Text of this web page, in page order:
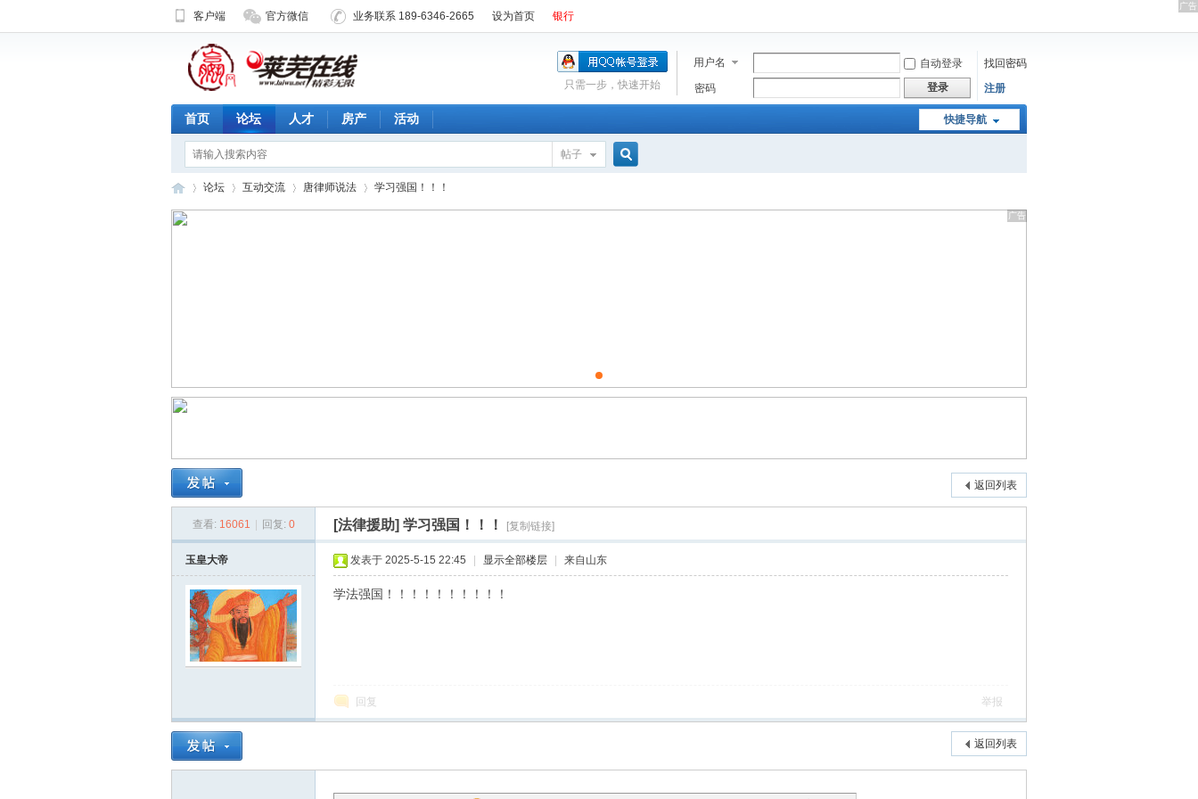
客户端 官方微信 业务联系 189-6346-2665 设为首页 银行
用户名 自动登录
找回密码
密码
登录 注册
只需一步，快速开始
快捷导航
首页 论坛 人才 房产 活动
帖子
论坛 互动交流 唐律师说法 学习强国！！！
返回列表
查看: 16061 回复: 0 [法律援助] 学习强国！！！ [复制链接]
玉皇大帝 发表于 2025-5-15 22:45 显示全部楼层 来自山东
学法强国！！！！！！！！！！
回复 举报
返回列表